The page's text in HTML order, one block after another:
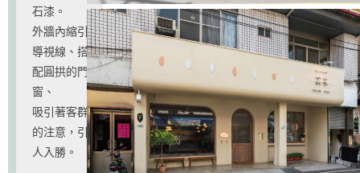
石漆。
外牆內縮引
導視線、搭
配圓拱的門
窗、
吸引著客群
的注意，引
人入勝。